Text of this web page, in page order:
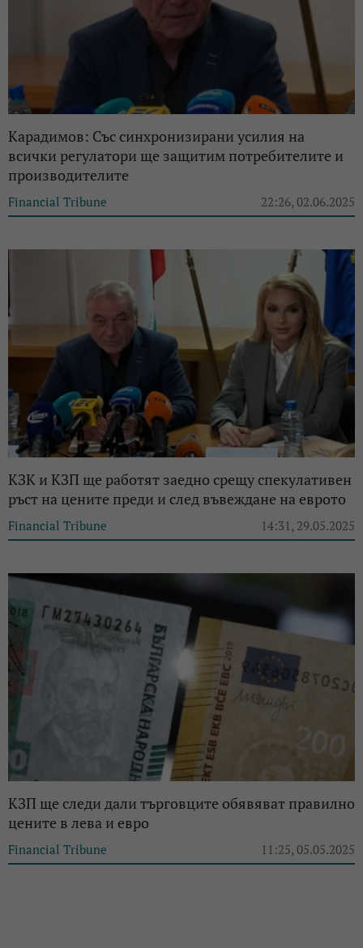
Карадимов: Със синхронизирани усилия на
всички регулатори ще защитим потребителите и
производителите
Financial Tribune 22:26, 02.06.2025
КЗК и КЗП ще работят заедно срещу спекулативен
ръст на цените преди и след въвеждане на еврото
Financial Tribune 14:31, 29.05.2025
КЗП ще следи дали търговците обявяват правилно
цените в лева и евро
Financial Tribune 11:25, 05.05.2025